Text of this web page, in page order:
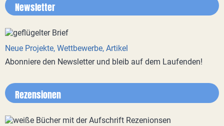
Newsletter
Neue Projekte, Wettbewerbe, Artikel
Abonniere den Newsletter und bleib auf dem Laufenden!
Rezensionen